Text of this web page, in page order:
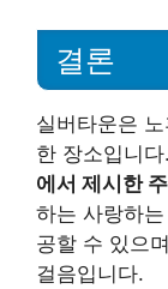
결론
실버타운은
한 장소입니다.
에서 제시한
하는 사랑하
공할 수 있으
걸음입니다.